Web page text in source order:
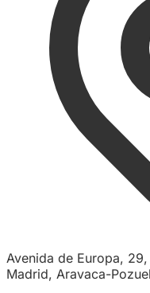
Avenida de Europa,
Madrid, Aravaca-